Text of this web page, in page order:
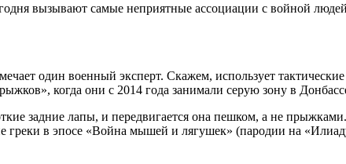
вызывают самые неприятные ассоциации с войной
один военный эксперт. Скажем, использует
когда они с 2014 года занимали серую зону в
задние лапы, и передвигается она пешком, а не
греки в эпосе «Война мышей и лягушек» (пародии на